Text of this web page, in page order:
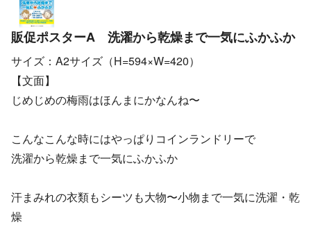
販促ポスターA 洗濯から乾燥まで一気にふかふか
サイズ：A2サイズ（H=594×W=420）
【文面】
じめじめの梅雨はほんまにかなんね〜
こんなこんな時にはやっぱりコインランドリーで
洗濯から乾燥まで一気にふかふか
汗まみれの衣類もシーツも大物〜小物まで一気に洗濯・乾
燥